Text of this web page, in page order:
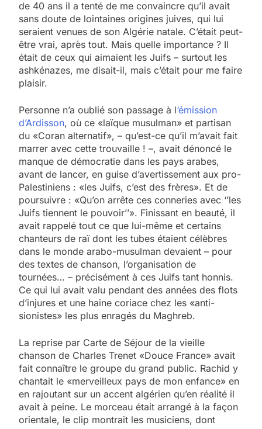
de 40 ans il a tenté de me convaincre qu’il avait
sans doute de lointaines origines juives, qui lui
seraient venues de son Algérie natale. C’était peut-
être vrai, après tout. Mais quelle importance ? Il
était de ceux qui aimaient les Juifs – surtout les
ashkénazes, me disait-il, mais c’était pour me faire
plaisir.
Personne n’a oublié son passage à l‘émission
d’Ardisson, où ce «laïque musulman» et partisan
du «Coran alternatif», – qu’est-ce qu’il m’avait fait
marrer avec cette trouvaille ! –, avait dénoncé le
manque de démocratie dans les pays arabes,
avant de lancer, en guise d’avertissement aux pro-
Palestiniens : «les Juifs, c’est des frères». Et de
poursuivre : «Qu’on arrête ces conneries avec ‘’les
Juifs tiennent le pouvoir’’». Finissant en beauté, il
avait rappelé tout ce que lui-même et certains
chanteurs de raï dont les tubes étaient célèbres
dans le monde arabo-musulman devaient – pour
des textes de chanson, l’organisation de
tournées… – précisément à ces Juifs tant honnis.
Ce qui lui avait valu pendant des années des flots
d’injures et une haine coriace chez les «anti-
sionistes» les plus enragés du Maghreb.
La reprise par Carte de Séjour de la vieille
chanson de Charles Trenet «Douce France» avait
fait connaître le groupe du grand public. Rachid y
chantait le «merveilleux pays de mon enfance» en
en rajoutant sur un accent algérien qu’en réalité il
avait à peine. Le morceau était arrangé à la façon
orientale, le clip montrait les musiciens, dont